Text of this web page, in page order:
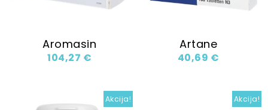
Aromasin
104,27 €
Artane
40,69 €
Akcija! Akcija!